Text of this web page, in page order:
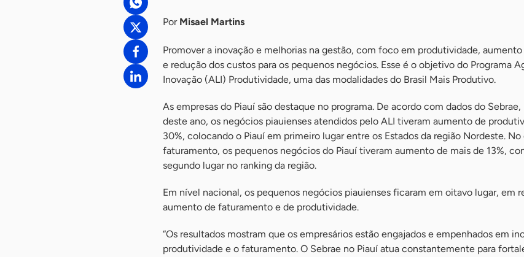
Por Misael Martins
Promover a inovação e melhorias na gestão, com foco em produtividade,
e redução dos custos para os pequenos negócios. Esse é o objetivo do Programa
Inovação (ALI) Produtividade, uma das modalidades do Brasil Mais Produtivo.
As empresas do Piauí são destaque no programa. De acordo com dados do
deste ano, os negócios piauienses atendidos pelo ALI tiveram aumento de
30%, colocando o Piauí em primeiro lugar entre os Estados da região Nordeste.
faturamento, os pequenos negócios do Piauí tiveram aumento de mais de 13%,
segundo lugar no ranking da região.
Em nível nacional, os pequenos negócios piauienses ficaram em oitavo lugar, em
aumento de faturamento e de produtividade.
“Os resultados mostram que os empresários estão engajados e empenhados em
produtividade e o faturamento. O Sebrae no Piauí atua constantemente para